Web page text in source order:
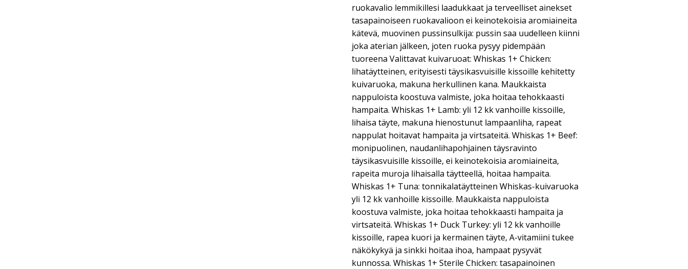
ruokavalio lemmikillesi laadukkaat ja terveelliset ainekset
tasapainoiseen ruokavalioon ei keinotekoisia aromiaineita
kätevä, muovinen pussinsulkija: pussin saa uudelleen kiinni
joka aterian jälkeen, joten ruoka pysyy pidempään
tuoreena Valittavat kuivaruoat: Whiskas 1+ Chicken:
lihatäytteinen, erityisesti täysikasvuisille kissoille kehitetty
kuivaruoka, makuna herkullinen kana. Maukkaista
nappuloista koostuva valmiste, joka hoitaa tehokkaasti
hampaita. Whiskas 1+ Lamb: yli 12 kk vanhoille kissoille,
lihaisa täyte, makuna hienostunut lampaanliha, rapeat
nappulat hoitavat hampaita ja virtsateitä. Whiskas 1+ Beef:
monipuolinen, naudanlihapohjainen täysravinto
täysikasvuisille kissoille, ei keinotekoisia aromiaineita,
rapeita muroja lihaisalla täytteellä, hoitaa hampaita.
Whiskas 1+ Tuna: tonnikalatäytteinen Whiskas-kuivaruoka
yli 12 kk vanhoille kissoille. Maukkaista nappuloista
koostuva valmiste, joka hoitaa tehokkaasti hampaita ja
virtsateitä. Whiskas 1+ Duck Turkey: yli 12 kk vanhoille
kissoille, rapea kuori ja kermainen täyte, A-vitamiini tukee
näkökykyä ja sinkki hoitaa ihoa, hampaat pysyvät
kunnossa. Whiskas 1+ Sterile Chicken: tasapainoinen